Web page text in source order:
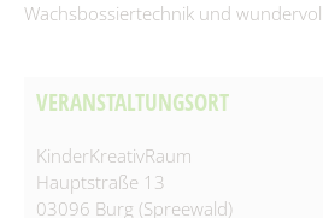
Aktuelle Meldungen
Stellenmarkt
Ausschreibungen/Vergaben
Vergebene Aufträge
Amtsblatt
Burger Spreewaldzeitung
Gemeinden
Politik & Verwaltung
Der Amtsdirektor
Amt I – Hauptverwaltung
Bürgerservice
Was erledige ich wo?
Wachsbossiertechnik und
VERANSTALTUNGSORT
KinderKreativRaum
Hauptstraße 13
03096 Burg (Spreewald)